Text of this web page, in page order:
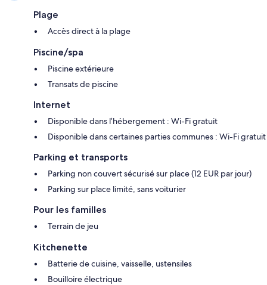
Plage
Accès direct à la plage
Piscine/spa
Piscine extérieure
Transats de piscine
Internet
Disponible dans l’hébergement : Wi-Fi gratuit
Disponible dans certaines parties communes : Wi-Fi gratuit
Parking et transports
Parking non couvert sécurisé sur place (12 EUR par jour)
Parking sur place limité, sans voiturier
Pour les familles
Terrain de jeu
Kitchenette
Batterie de cuisine, vaisselle, ustensiles
Bouilloire électrique